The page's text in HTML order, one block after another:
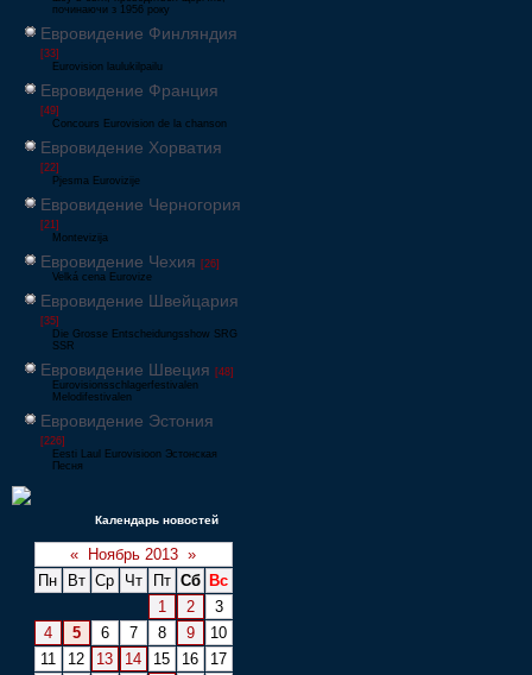
починаючи з 1956 року
Евровидение Финляндия
[33]
Eurovision laulukilpailu
Евровидение Франция
[49]
Concours Eurovision de la chanson
Евровидение Хорватия
[22]
Pjesma Eurovizije
Евровидение Черногория
[21]
Montevizija
Евровидение Чехия [26]
Velká cena Eurovize
Евровидение Швейцария
[35]
Die Grosse Entscheidungsshow SRG
SSR
Евровидение Швеция [48]
Eurovisionsschlagerfestivalen
Melodifestivalen
Евровидение Эстония
[226]
Eesti Laul Eurovisioon Эстонская
Песня
Календарь новостей
« Ноябрь 2013 »
Пн
Вт Ср Чт Пт Сб
Вс
1
2
3
4
5 6 7 8 9
10
11
12 13 14 15 16
17